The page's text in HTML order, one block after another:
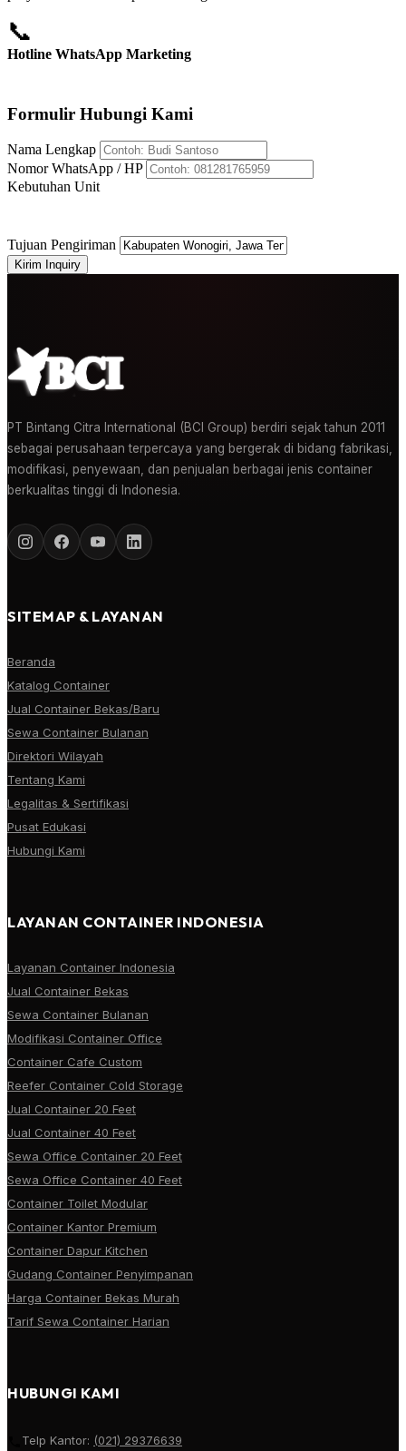
📞
Hotline WhatsApp Marketing
Formulir Hubungi Kami
Nama Lengkap
Nomor WhatsApp / HP
Kebutuhan Unit
Tujuan Pengiriman
Kirim Inquiry
PT Bintang Citra International (BCI Group) berdiri sejak tahun 2011
sebagai perusahaan terpercaya yang bergerak di bidang fabrikasi,
modifikasi, penyewaan, dan penjualan berbagai jenis container
berkualitas tinggi di Indonesia.
SITEMAP & LAYANAN
Beranda
Katalog Container
Jual Container Bekas/Baru
Sewa Container Bulanan
Direktori Wilayah
Tentang Kami
Legalitas & Sertifikasi
Pusat Edukasi
Hubungi Kami
LAYANAN CONTAINER INDONESIA
Layanan Container Indonesia
Jual Container Bekas
Sewa Container Bulanan
Modifikasi Container Office
Container Cafe Custom
Reefer Container Cold Storage
Jual Container 20 Feet
Jual Container 40 Feet
Sewa Office Container 20 Feet
Sewa Office Container 40 Feet
Container Toilet Modular
Container Kantor Premium
Container Dapur Kitchen
Gudang Container Penyimpanan
Harga Container Bekas Murah
Tarif Sewa Container Harian
HUBUNGI KAMI
Telp Kantor: (021) 29376639